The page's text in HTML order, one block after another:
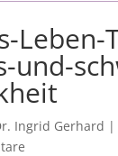
Leben-
und-
Ingrid Gerhard |